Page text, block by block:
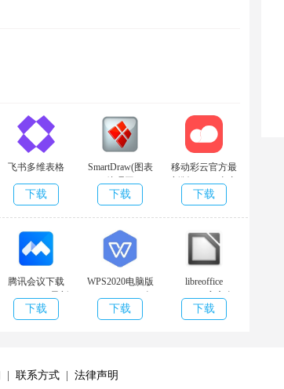
飞书多维表格
下载
SmartDraw(图表
处理工
具)v27.0.0.2免费
下载
移动彩云官方最
新版 v1.5.0 去广
告版
下载
腾讯会议下载
v2.15.2.415 最新
版
下载
WPS2020电脑版
v11.1.0.10578 免
费版
下载
libreoffice
v7.0.4.2 官方免
费版
下载
联系方式 法律声明